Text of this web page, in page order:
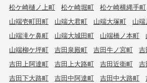
松ケ崎樋ノ上町
松ケ崎堀町 松ケ崎横縄手町
山端壱町田町
山端大君町 山端大塚町 山
山端滝ケ鼻町
山端大城田町 山端橋ノ本町
山端柳ケ坪町
吉田泉殿町 吉田牛ノ宮町
吉
吉田上阿達町
吉田上大路町 吉田近衛町
吉
吉田下大路町
吉田中阿達町 吉田中大路町